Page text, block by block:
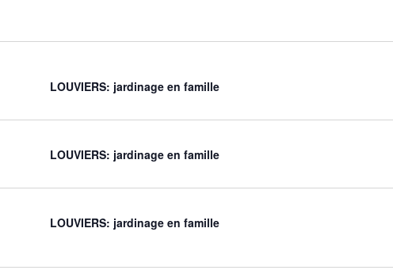
LOUVIERS: jardinage en famille
LOUVIERS: jardinage en famille
LOUVIERS: jardinage en famille